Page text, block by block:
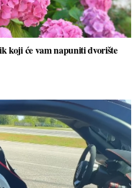
koji će vam napuniti dvorište